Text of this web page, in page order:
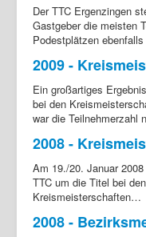
Der TTC Ergenzingen
Gastgeber die meisten
Podestplätzen
2009 -
Ein großartiges
bei den
war die Teilnehmerzahl
2008 -
Am 19./20. Januar
TTC um die Titel bei
Kreismeisterschaften…
2008 -